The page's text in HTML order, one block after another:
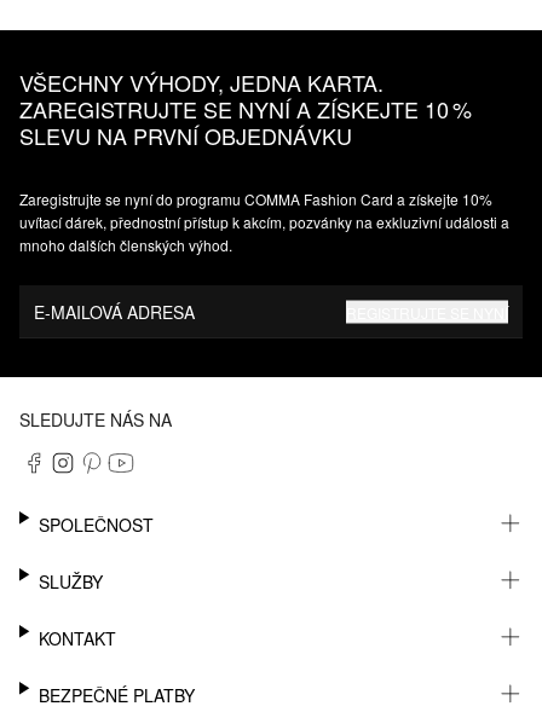
VŠECHNY VÝHODY, JEDNA KARTA.
ZAREGISTRUJTE SE NYNÍ A ZÍSKEJTE 10 %
SLEVU NA PRVNÍ OBJEDNÁVKU
Zaregistrujte se nyní do programu COMMA Fashion Card a získejte 10%
uvítací dárek, přednostní přístup k akcím, pozvánky na exkluzivní události a
mnoho dalších členských výhod.
E-MAILOVÁ ADRESA
SLEDUJTE NÁS NA
SPOLEČNOST
KARIÉRA
SLUŽBY
NEWSLETTER
SEZNAM PŘÁNÍ
KONTAKT
PODPORA
BEZPEČNÉ PLATBY